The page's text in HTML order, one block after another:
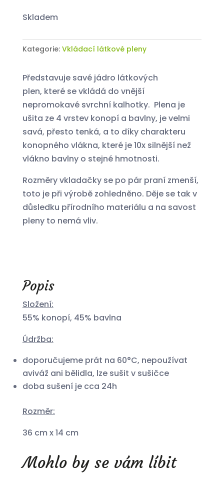
množství
skladem
Kategorie: Vkládací látkové pleny
Představuje savé jádro látkových
plen, které se vkládá do vnější
nepromokavé svrchní kalhotky. Plena je
ušita ze 4 vrstev konopí a bavlny, je velmi
savá, přesto tenká, a to díky charakteru
konopného vlákna, které je 10x silnější než
vlákno bavlny o stejné hmotnosti.
Rozměry vkladačky se po pár praní zmenší,
toto je při výrobě zohledněno. Děje se tak v
důsledku přírodního materiálu a na savost
pleny to nemá vliv.
Popis
Složení:
55% konopí, 45% bavlna
Údržba:
doporučujeme prát na 60°C, nepoužívat
aviváž ani bělidla, lze sušit v sušičce
doba sušení je cca 24h
Rozměr:
36 cm x 14 cm
Mohlo by se vám líbit